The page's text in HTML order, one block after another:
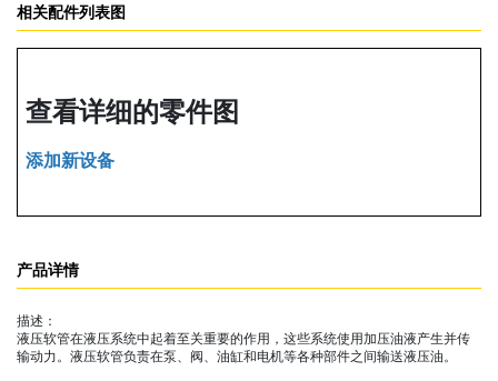
相关配件列表图
查看详细的零件图
添加新设备
产品详情
描述：
液压软管在液压系统中起着至关重要的作用，这些系统使用加压油液产生并传
输动力。液压软管负责在泵、阀、油缸和电机等各种部件之间输送液压油。